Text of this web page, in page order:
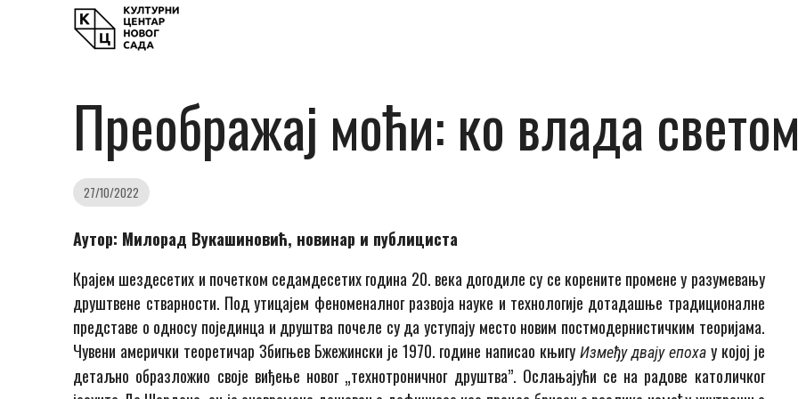
Преображај моћи: ко влада
27/10/2022
Аутор: Милорад Вукашиновић, новинар и публициста
Крајем шездесетих и почетком седамдесетих година 20. века догодиле су се корените промене у разумевању
друштвене стварности. Под утицајем феноменалног развоја науке и технологије дотадашње традиционалне
представе о односу појединца и друштва почеле су да уступају место новим постмодернистичким теоријама.
Чувени амерички теоретичар Збигњев Бжежински је 1970. године написао књигуИзмеђу двају епохау којој је
детаљно образложио своје виђење новог „технотроничног друштва”. Ослањајући се на радове католичког